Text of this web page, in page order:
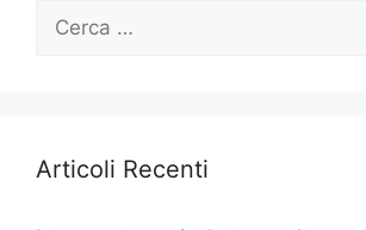
Ricerca
Articoli Recenti